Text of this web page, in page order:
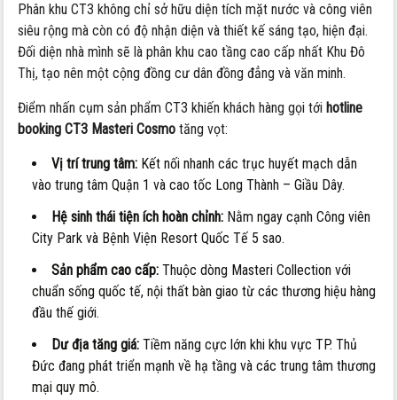
Phân khu CT3 không chỉ sở hữu diện tích mặt nước và công viên
siêu rộng mà còn có độ nhận diện và thiết kế sáng tạo, hiện đại.
Đối diện nhà mình sẽ là phân khu cao tầng cao cấp nhất Khu Đô
Thị, tạo nên một cộng đồng cư dân đồng đẳng và văn minh.
Điểm nhấn cụm sản phẩm CT3 khiến khách hàng gọi tới hotline
booking CT3 Masteri Cosmo tăng vọt:
Vị trí trung tâm: Kết nối nhanh các trục huyết mạch dẫn
vào trung tâm Quận 1 và cao tốc Long Thành – Giầu Dây.
Hệ sinh thái tiện ích hoàn chỉnh: Nằm ngay cạnh Công viên
City Park và Bệnh Viện Resort Quốc Tế 5 sao.
Sản phẩm cao cấp: Thuộc dòng Masteri Collection với
chuẩn sống quốc tế, nội thất bàn giao từ các thương hiệu hàng
đầu thế giới.
Dư địa tăng giá: Tiềm năng cực lớn khi khu vực TP. Thủ
Đức đang phát triển mạnh về hạ tầng và các trung tâm thương
mại quy mô.